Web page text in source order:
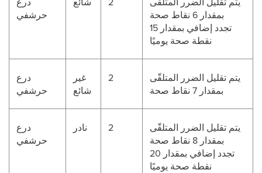
حرشفي
بمقدار 6 نقاط صحة
تجدد إضافي بمقدار 15
نقطة صحة يوميًا
درع
حرشفي
غير
شائع
2
يتم تقليل الضرر المتلقّى
بمقدار 7 نقاط صحة
درع
حرشفي
نادر 2
يتم تقليل الضرر المتلقّى
بمقدار 8 نقاط صحة
تجدد إضافي بمقدار 20
نقطة صحة يوميًا